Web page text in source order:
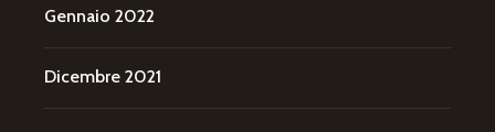
Gennaio 2022
Dicembre 2021